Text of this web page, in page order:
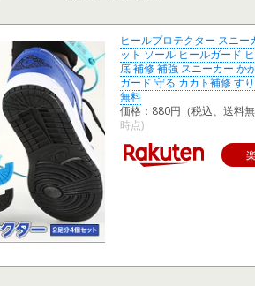
ヒールプロテクター スニー
ット ソール ヒールガード
底 補修 補強 スニーカー か
ガード 守る カカト補修 す
無料
価格：880円（税込、送料
時点)